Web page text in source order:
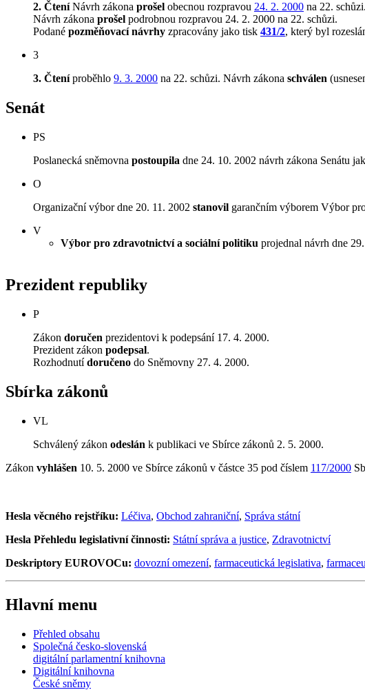
2. ČteníNávrh zákona prošel obecnou rozpravou 24. 2. 2000 na 22. schůzi.
Návrh zákona prošel podrobnou rozpravou 24. 2. 2000 na 22. schůzi.
Podané pozměňovací návrhy zpracovány jako tisk 431/2, který byl
3
3. Čteníproběhlo 9. 3. 2000 na 22. schůzi. Návrh zákona schválen
Senát
PS
Poslanecká sněmovna postoupila dne 24. 10. 2002 návrh zákona Senátu
O
Organizační výbor dne 20. 11. 2002 stanovil garančním výborem Výbor
V
Výbor pro zdravotnictví a sociální politiku projednal návrh dne
Prezident republiky
P
Zákon doručen prezidentovi k podepsání 17. 4. 2000.
Prezident zákon podepsal.
Rozhodnutídoručeno do Sněmovny 27. 4. 2000.
Sbírka zákonů
VL
Schválený zákon odeslán k publikaci ve Sbírce zákonů 2. 5. 2000.
Zákon vyhlášen 10. 5. 2000 ve Sbírce zákonů v částce 35 pod číslem 117/2000
Hesla věcného rejstříku: Léčiva, Obchod zahraniční, Správa státní
Hesla Přehledu legislativní činnosti: Státní správa a justice, Zdravotnictví
Deskriptory EUROVOCu: dovozní omezení, farmaceutická legislativa,
Hlavní menu
Přehled obsahu
Společná česko-slovenská
digitální parlamentní knihovna
Digitální knihovna
České sněmy